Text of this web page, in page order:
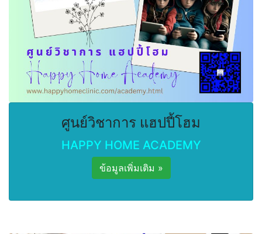
ศูนย์วิชาการ แฮปปี้โฮม
HAPPY HOME ACADEMY
ข้อมูลเพิ่มเติม »